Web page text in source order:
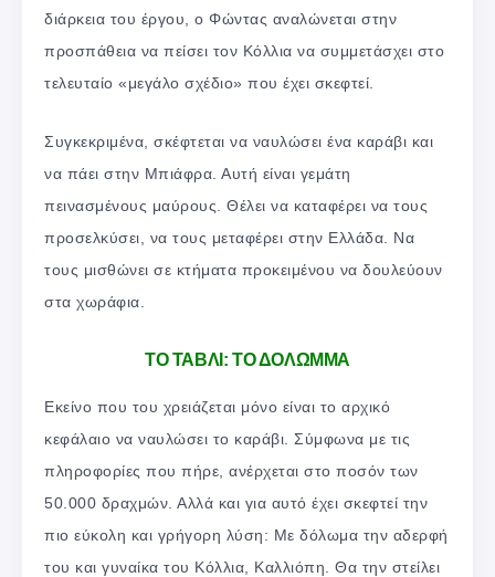
διάρκεια του έργου, ο Φώντας αναλώνεται στην
προσπάθεια να πείσει τον Κόλλια να συμμετάσχει στο
τελευταίο «μεγάλο σχέδιο» που έχει σκεφτεί.
Συγκεκριμένα, σκέφτεται να ναυλώσει ένα καράβι και
να πάει στην Μπιάφρα. Αυτή είναι γεμάτη
πεινασμένους μαύρους. Θέλει να καταφέρει να τους
προσελκύσει, να τους μεταφέρει στην Ελλάδα. Να
τους μισθώνει σε κτήματα προκειμένου να δουλεύουν
στα χωράφια.
ΤΟ ΤΑΒΛΙ: ΤΟ ΔΟΛΩΜΜΑ
Εκείνο που του χρειάζεται μόνο είναι το αρχικό
κεφάλαιο να ναυλώσει το καράβι. Σύμφωνα με τις
πληροφορίες που πήρε, ανέρχεται στο ποσόν των
50.000 δραχμών. Αλλά και για αυτό έχει σκεφτεί την
πιο εύκολη και γρήγορη λύση: Με δόλωμα την αδερφή
του και γυναίκα του Κόλλια, Καλλιόπη. Θα την στείλει